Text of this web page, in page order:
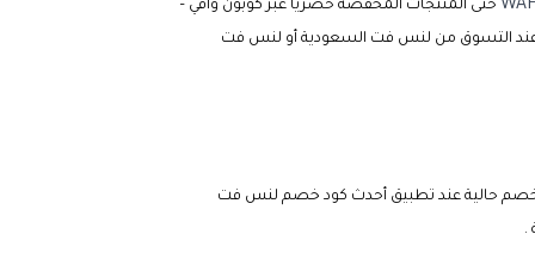
حتى المنتجات المخفضة حصريا عبر كوبون وافي –
لنس فت السعودية أو لنس فت
حالية عند تطبيق أحدث كود خصم لنس فت
.